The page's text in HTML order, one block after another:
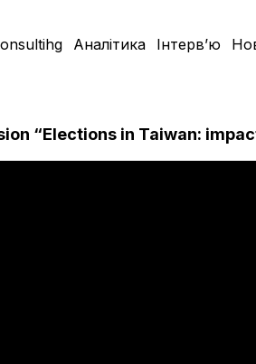
Аналітика Інтерв’ю
“Elections in Taiwan: